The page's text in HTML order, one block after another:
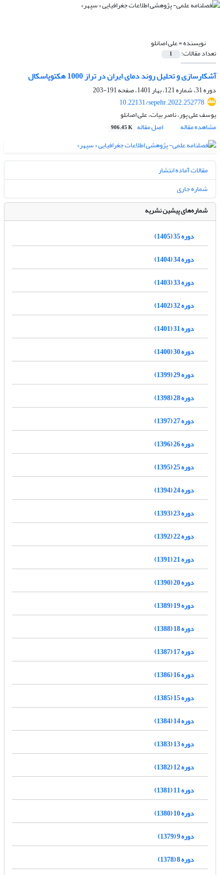
نویسنده =علی اصانلو
تعداد مقالات: 1
آشکارسازی و تحلیل روند دمای ایران در تراز 1000 هکتوپاسکال
دوره 31، شماره 121، بهار 1401، صفحه
191-203
10.22131/sepehr.2022.252778
یوسف علی پور، ناصر بیات، علی اصانلو
مشاهده مقاله
اصل مقاله 906.45 K
مقالات آماده انتشار
شماره جاری
شماره‌های پیشین نشریه
دوره 35 (1405)
دوره 34 (1404)
دوره 33 (1403)
دوره 32 (1402)
دوره 31 (1401)
دوره 30 (1400)
دوره 29 (1399)
دوره 28 (1398)
دوره 27 (1397)
دوره 26 (1396)
دوره 25 (1395)
دوره 24 (1394)
دوره 23 (1393)
دوره 22 (1392)
دوره 21 (1391)
دوره 20 (1390)
دوره 19 (1389)
دوره 18 (1388)
دوره 17 (1387)
دوره 16 (1386)
دوره 15 (1385)
دوره 14 (1384)
دوره 13 (1383)
دوره 12 (1382)
دوره 11 (1381)
دوره 10 (1380)
دوره 9 (1379)
دوره 8 (1378)